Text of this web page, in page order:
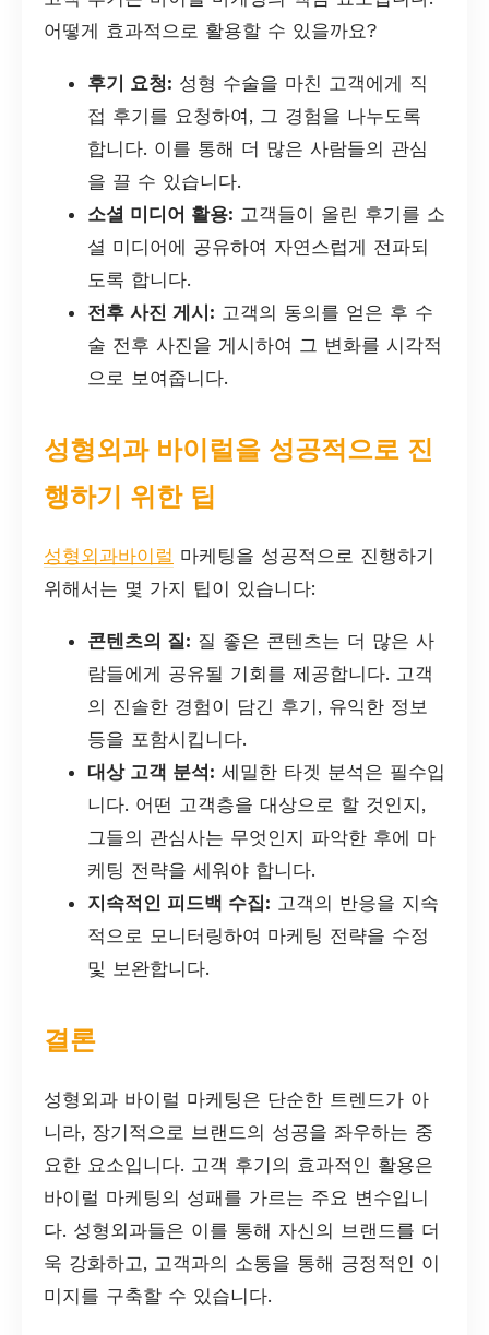
어떻게 효과적으로 활용할 수 있을까요?
후기 요청: 성형 수술을 마친 고객에게 직
접 후기를 요청하여, 그 경험을 나누도록
합니다. 이를 통해 더 많은 사람들의 관심
을 끌 수 있습니다.
소셜 미디어 활용: 고객들이 올린 후기를 소
셜 미디어에 공유하여 자연스럽게 전파되
도록 합니다.
전후 사진 게시: 고객의 동의를 얻은 후 수
술 전후 사진을 게시하여 그 변화를 시각적
으로 보여줍니다.
성형외과 바이럴을 성공적으로 진
행하기 위한 팁
성형외과바이럴 마케팅을 성공적으로 진행하기
위해서는 몇 가지 팁이 있습니다:
콘텐츠의 질: 질 좋은 콘텐츠는 더 많은 사
람들에게 공유될 기회를 제공합니다. 고객
의 진솔한 경험이 담긴 후기, 유익한 정보
등을 포함시킵니다.
대상 고객 분석: 세밀한 타겟 분석은 필수입
니다. 어떤 고객층을 대상으로 할 것인지,
그들의 관심사는 무엇인지 파악한 후에 마
케팅 전략을 세워야 합니다.
지속적인 피드백 수집: 고객의 반응을 지속
적으로 모니터링하여 마케팅 전략을 수정
및 보완합니다.
결론
성형외과 바이럴 마케팅은 단순한 트렌드가 아
니라, 장기적으로 브랜드의 성공을 좌우하는 중
요한 요소입니다. 고객 후기의 효과적인 활용은
바이럴 마케팅의 성패를 가르는 주요 변수입니
다. 성형외과들은 이를 통해 자신의 브랜드를 더
욱 강화하고, 고객과의 소통을 통해 긍정적인 이
미지를 구축할 수 있습니다.